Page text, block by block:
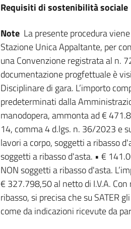
Requisiti di sostenibilità sociale
Note La presente procedura
Stazione Unica Appaltante, per
una Convenzione registrata al n.
documentazione progfettuale è
Disciplinare di gara. L’importo
predeterminati dalla
manodopera, ammonta ad €
14, comma 4 d.lgs. n. 36/2023 e
lavori a corpo, soggetti a ribasso
soggetti a ribasso d'asta. • €
NON soggetti a ribasso d'asta.
€ 327.798,50 al netto di I.V.A.
ribasso, si precisa che su SATER
come da indicazioni ricevute da